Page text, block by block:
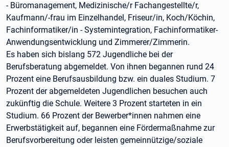
- Büromanagement, Medizinische/r Fachangestellte/r,
Kaufmann/-frau im Einzelhandel, Friseur/in, Koch/Köchin,
Fachinformatiker/in - Systemintegration, Fachinformatiker-
Anwendungsentwicklung und Zimmerer/Zimmerin.
Es haben sich bislang 572 Jugendliche bei der
Berufsberatung abgemeldet. Von ihnen begannen rund 24
Prozent eine Berufsausbildung bzw. ein duales Studium. 7
Prozent der abgemeldeten Jugendlichen besuchen auch
zukünftig die Schule. Weitere 3 Prozent starteten in ein
Studium. 66 Prozent der Bewerber*innen nahmen eine
Erwerbstätigkeit auf, begannen eine Fördermaßnahme zur
Berufsvorbereitung oder leisten gemeinnützige/soziale